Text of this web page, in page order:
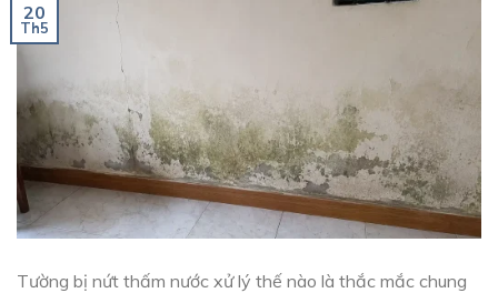
20
Th5
Tường bị nứt thấm nước xử lý thế nào là thắc mắc chung